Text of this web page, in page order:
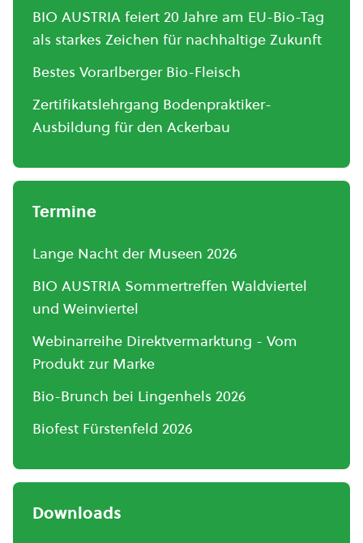
BIO AUSTRIA feiert 20 Jahre am EU-Bio-Tag
als starkes Zeichen für nachhaltige Zukunft
Bestes Vorarlberger Bio-Fleisch
Zertifikatslehrgang Bodenpraktiker-
Ausbildung für den Ackerbau
Termine
Lange Nacht der Museen 2026
BIO AUSTRIA Sommertreffen Waldviertel
und Weinviertel
Webinarreihe Direktvermarktung - Vom
Produkt zur Marke
Bio-Brunch bei Lingenhels 2026
Biofest Fürstenfeld 2026
Downloads